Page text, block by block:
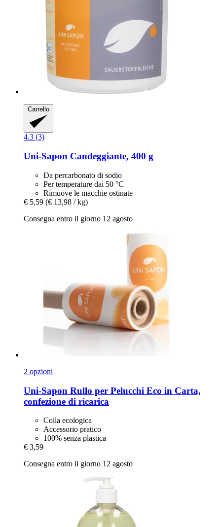
Carrello
4.3 (3)
Uni-Sapon Candeggiante, 400 g
Da percarbonato di sodio
Per temperature dai 50 °C
Rimuove le macchie ostinate
€ 5,59 (€ 13,98 / kg)
Consegna entro il giorno 12 agosto
2 opzioni
Uni-Sapon Rullo per Pelucchi Eco in Carta,
confezione di ricarica
Colla ecologica
Accessorio pratico
100% senza plastica
€ 3,59
Consegna entro il giorno 12 agosto